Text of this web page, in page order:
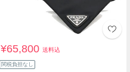
¥65,800送料込
関税負担なし